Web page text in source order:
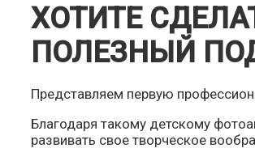
ХОТИТЕ
ПОЛЕЗНЫЙ
Представляем первую
Благодаря такому детскому
развивать свое творческое